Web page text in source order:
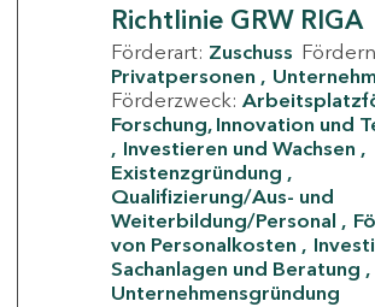
Richtlinie GRW RIGA
Förderart: Zuschuss
Privatpersonen
Förderzweck:
Forschung, Innovation und
Investieren und Wachsen
Existenzgründung
Qualifizierung/Aus- und
Weiterbildung/Personal
von Personalkosten
Sachanlagen und Beratung
Unternehmensgründung